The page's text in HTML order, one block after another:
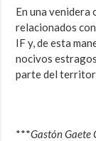
En una venidera
relacionados
IF y, de esta
nocivos
parte del
***Gastón Gaete